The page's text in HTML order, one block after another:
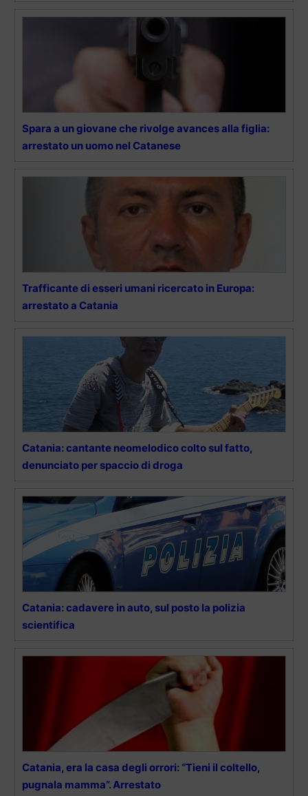
Spara a un giovane che rivolge avances alla figlia:
arrestato un uomo nel Catanese
Trafficante di esseri umani ricercato in Europa:
arrestato a Catania
Catania: cantante neomelodico colto sul fatto,
denunciato per spaccio di droga
Catania: cadavere in auto, sul posto la polizia
scientifica
Catania, era la casa degli orrori: “Tieni il coltello,
pugnala mamma”. Arrestato